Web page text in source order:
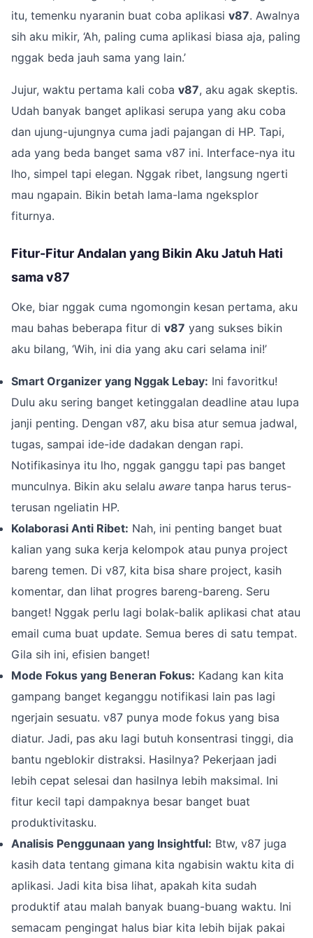
itu, temenku nyaranin buat coba aplikasi v87. Awalnya
sih aku mikir, ‘Ah, paling cuma aplikasi biasa aja, paling
nggak beda jauh sama yang lain.’
Jujur, waktu pertama kali coba v87, aku agak skeptis.
Udah banyak banget aplikasi serupa yang aku coba
dan ujung-ujungnya cuma jadi pajangan di HP. Tapi,
ada yang beda banget sama v87 ini. Interface-nya itu
lho, simpel tapi elegan. Nggak ribet, langsung ngerti
mau ngapain. Bikin betah lama-lama ngeksplor
fiturnya.
Fitur-Fitur Andalan yang Bikin Aku Jatuh Hati
sama v87
Oke, biar nggak cuma ngomongin kesan pertama, aku
mau bahas beberapa fitur di v87 yang sukses bikin
aku bilang, ‘Wih, ini dia yang aku cari selama ini!’
Smart Organizer yang Nggak Lebay: Ini favoritku!
Dulu aku sering banget ketinggalan deadline atau lupa
janji penting. Dengan v87, aku bisa atur semua jadwal,
tugas, sampai ide-ide dadakan dengan rapi.
Notifikasinya itu lho, nggak ganggu tapi pas banget
munculnya. Bikin aku selalu aware tanpa harus terus-
terusan ngeliatin HP.
Kolaborasi Anti Ribet: Nah, ini penting banget buat
kalian yang suka kerja kelompok atau punya project
bareng temen. Di v87, kita bisa share project, kasih
komentar, dan lihat progres bareng-bareng. Seru
banget! Nggak perlu lagi bolak-balik aplikasi chat atau
email cuma buat update. Semua beres di satu tempat.
Gila sih ini, efisien banget!
Mode Fokus yang Beneran Fokus: Kadang kan kita
gampang banget keganggu notifikasi lain pas lagi
ngerjain sesuatu. v87 punya mode fokus yang bisa
diatur. Jadi, pas aku lagi butuh konsentrasi tinggi, dia
bantu ngeblokir distraksi. Hasilnya? Pekerjaan jadi
lebih cepat selesai dan hasilnya lebih maksimal. Ini
fitur kecil tapi dampaknya besar banget buat
produktivitasku.
Analisis Penggunaan yang Insightful: Btw, v87 juga
kasih data tentang gimana kita ngabisin waktu kita di
aplikasi. Jadi kita bisa lihat, apakah kita sudah
produktif atau malah banyak buang-buang waktu. Ini
semacam pengingat halus biar kita lebih bijak pakai